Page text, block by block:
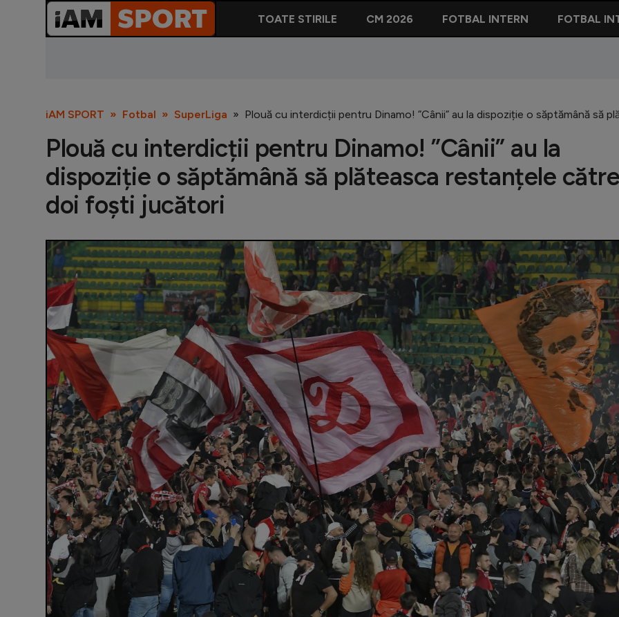
TOATE STIRILE CM 2026 FOTBAL INTERN FOTBAL
iAM SPORT Fotbal SuperLiga Plouă cu interdicții pentru Dinamo! ”Cânii” au la dispoziție o săptămână să
Plouă cu interdicții pentru Dinamo! ”Cânii” au la
dispoziție o săptămână să plăteasca restanțele către
doi foști jucători